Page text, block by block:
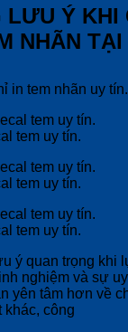
LƯU Ý KHI
NHÃN
in tem nhãn uy tín.
tem uy tín.
tem uy tín.
tem uy tín.
ý quan trọng khi
nghiệm và sự
yên tâm hơn về
khác, công